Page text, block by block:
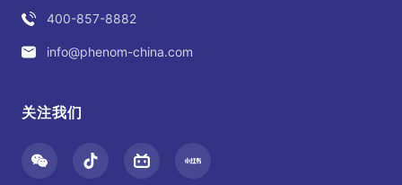
400-857-8882
info@phenom-china.com
关注我们